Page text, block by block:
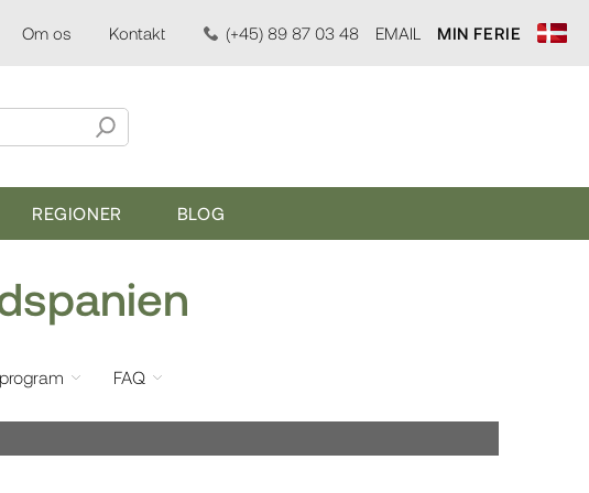
Om os Kontakt (+45) 89 87 03 48 EMAIL MIN FERIE
REGIONER BLOG
FAQ